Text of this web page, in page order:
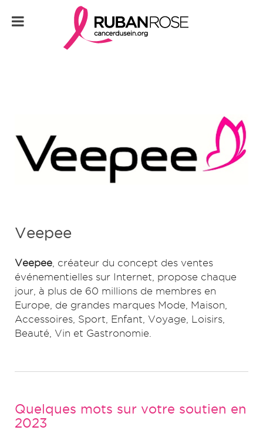
Veepee
Veepee , créateur du concept des ventes
événementielles sur Internet, propose chaque
jour, à plus de 60 millions de membres en
Europe, de grandes marques Mode, Maison,
Accessoires, Sport, Enfant, Voyage, Loisirs,
Beauté, Vin et Gastronomie.
Quelques mots sur votre soutien en
2023